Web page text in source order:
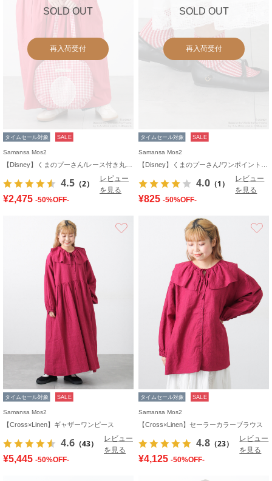
SOLD OUT
再入荷受付
タイムセール対象 SALE
Samansa Mos2
4.5 （2）
レビュー
を見る
¥2,475 -50%OFF-
SOLD OUT
再入荷受付
タイムセール対象 SALE
Samansa Mos2
4.0 （1）
レビュー
を見る
¥825 -50%OFF-
タイムセール対象 SALE
Samansa Mos2
【Cross×Linen】ギャザーワンピース
4.6 （43）
レビュー
を見る
¥5,445 -50%OFF-
タイムセール対象 SALE
Samansa Mos2
【Cross×Linen】セーラーカラーブラウス
4.8 （23）
レビュー
を見る
¥4,125 -50%OFF-